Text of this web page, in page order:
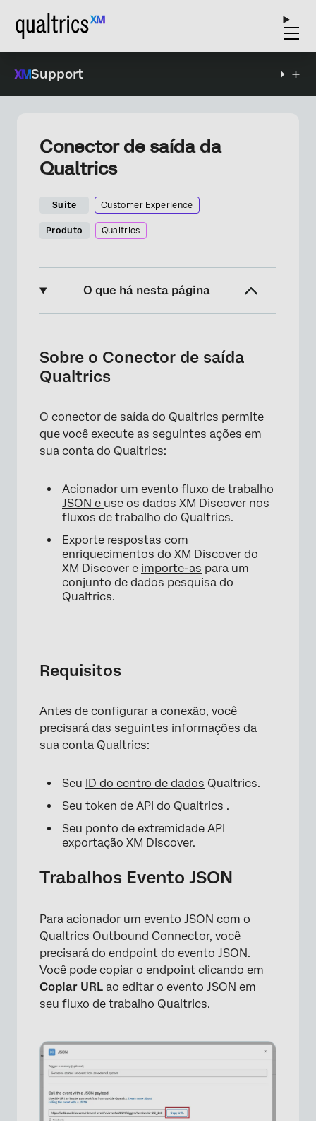
Support
Conector de saída da
Qualtrics
Suite Customer Experience
Produto Qualtrics
O que há nesta página
Requisitos
Criação de um trabalho de conector de saída
Sobre o Conector de saída
Qualtrics
O conector de saída do Qualtrics permite
que você execute as seguintes ações em
sua conta do Qualtrics:
Acionador um evento fluxo de trabalho
JSON e use os dados XM Discover nos
fluxos de trabalho do Qualtrics.
Exporte respostas com
enriquecimentos do XM Discover do
XM Discover e importe-as para um
conjunto de dados pesquisa do
Qualtrics.
Requisitos
Antes de configurar a conexão, você
precisará das seguintes informações da
sua conta Qualtrics:
Seu ID do centro de dados Qualtrics.
Seu token de API do Qualtrics .
Seu ponto de extremidade API
exportação XM Discover.
Trabalhos Evento JSON
Para acionador um evento JSON com o
Qualtrics Outbound Connector, você
precisará do endpoint do evento JSON.
Você pode copiar o endpoint clicando em
Copiar URL ao editar o evento JSON em
seu fluxo de trabalho Qualtrics.